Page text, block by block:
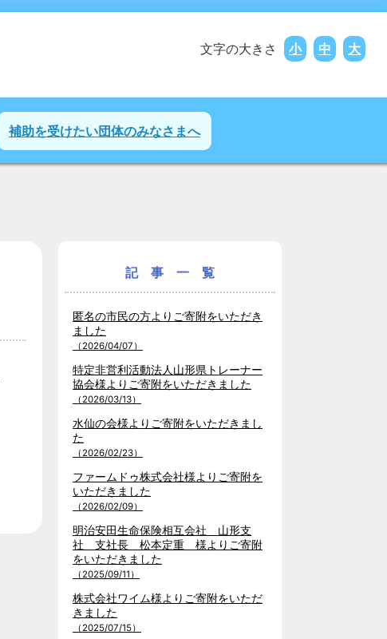
文字の大きさ 小 中 大
補助を受けたい団体のみなさまへ
記 事 一 覧
匿名の市民の方よりご寄附をいただき
ました
（2026/04/07）
特定非営利活動法人山形県トレーナー
協会様よりご寄附をいただきました
（2026/03/13）
水仙の会様よりご寄附をいただきまし
た
（2026/02/23）
ファームドゥ株式会社様よりご寄附を
いただきました
（2026/02/09）
明治安田生命保険相互会社 山形支
社 支社長 松本定重 様よりご寄附
をいただきました
（2025/09/11）
株式会社ワイム様よりご寄附をいただ
きました
（2025/07/15）